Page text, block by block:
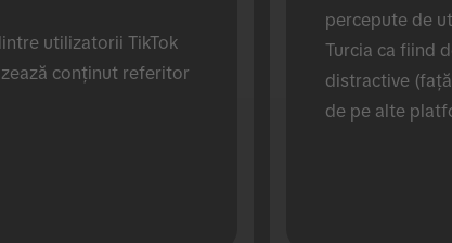
utilizatorii TikTok
conținut referitor
percepute de
Turcia ca fiind
distractive
de pe alte